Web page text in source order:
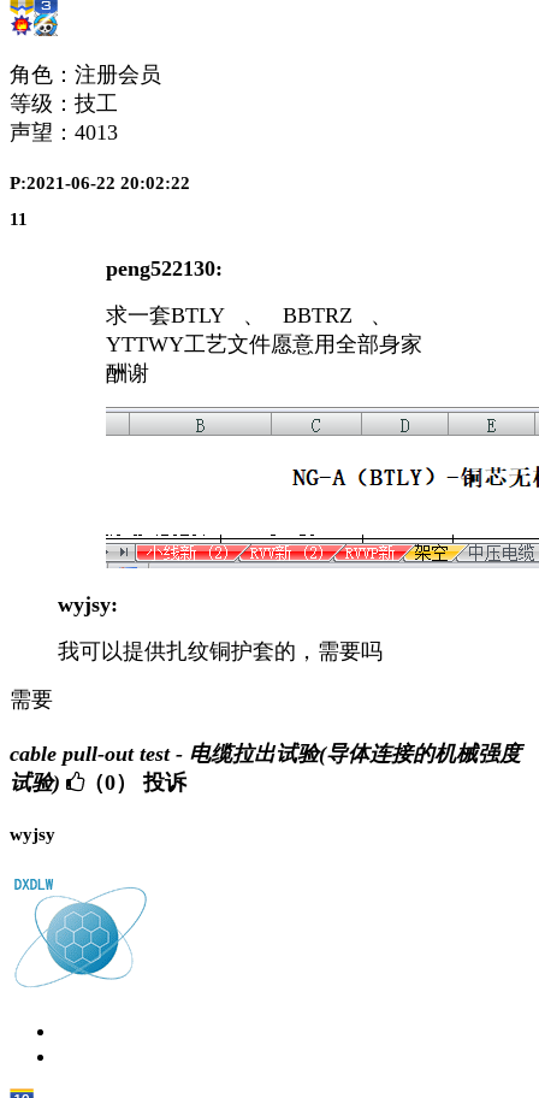
角色：注册会员
等级：技工
声望： 4013
P:2021-06-22 20:02:22
11
peng522130:
求一套BTLY 、 BBTRZ 、
YTTWY工艺文件愿意用全部身家
酬谢
wyjsy:
我可以提供扎纹铜护套的，需要吗
需要
cable pull-out test - 电缆拉出试验(导体连接的机械强度
试验)
（0） 投诉
wyjsy